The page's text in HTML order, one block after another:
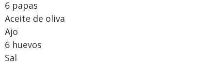
6 papas
Aceite de oliva
Ajo
6 huevos
Sal